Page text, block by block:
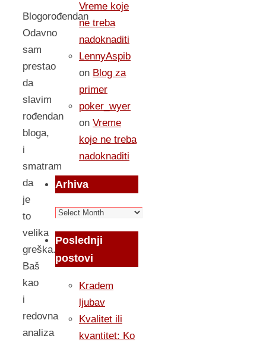
Blogorođendan
Odavno
sam
prestao
da
slavim
rođendan
bloga,
i
smatram
da
je
to
velika
greška.
Baš
kao
i
redovna
analiza
Vreme koje
ne treba
nadoknaditi
LennyAspib
on Blog za
primer
poker_wyer
on Vreme
koje ne treba
nadoknaditi
Arhiva
Arhiva
Poslednji
postovi
Kradem
ljubav
Kvalitet ili
kvantitet: Ko